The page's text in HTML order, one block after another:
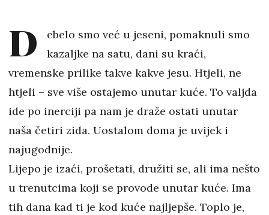
D
ebelo smo već u jeseni, pomaknuli smo
kazaljke na satu, dani su kraći,
vremenske prilike takve kakve jesu. Htjeli, ne
htjeli – sve više ostajemo unutar kuće. To valjda
ide po inerciji pa nam je draže ostati unutar
naša četiri zida. Uostalom doma je uvijek i
najugodnije.
Lijepo je izaći, prošetati, družiti se, ali ima nešto
u trenutcima koji se provode unutar kuće. Ima
tih dana kad ti je kod kuće najljepše. Toplo je,